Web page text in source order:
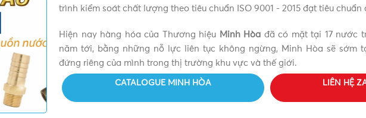
công trình
tấm đồng dùng để chặn và mở nước khi người dùng thao tác vặn tay xoay ở
có. Van cửa đồng MBV phi 42 dùng để đóng chặn nước, dầu, hóa chất với độ
trình kiểm soát chất lượng theo tiêu chuẩn ISO 9001 - 2015 đạt tiêu chuẩn
Hiện nay hàng hóa của Thương hiệu Minh Hòa đã có mặt tại 17 nước
năm tới, bằng những nỗ lực liên tục không ngừng, Minh Hòa sẽ sớm
đứng riêng của mình trong thị trường khu vực và thế giới.
CATALOGUE MINH HÒA LIÊN HỆ